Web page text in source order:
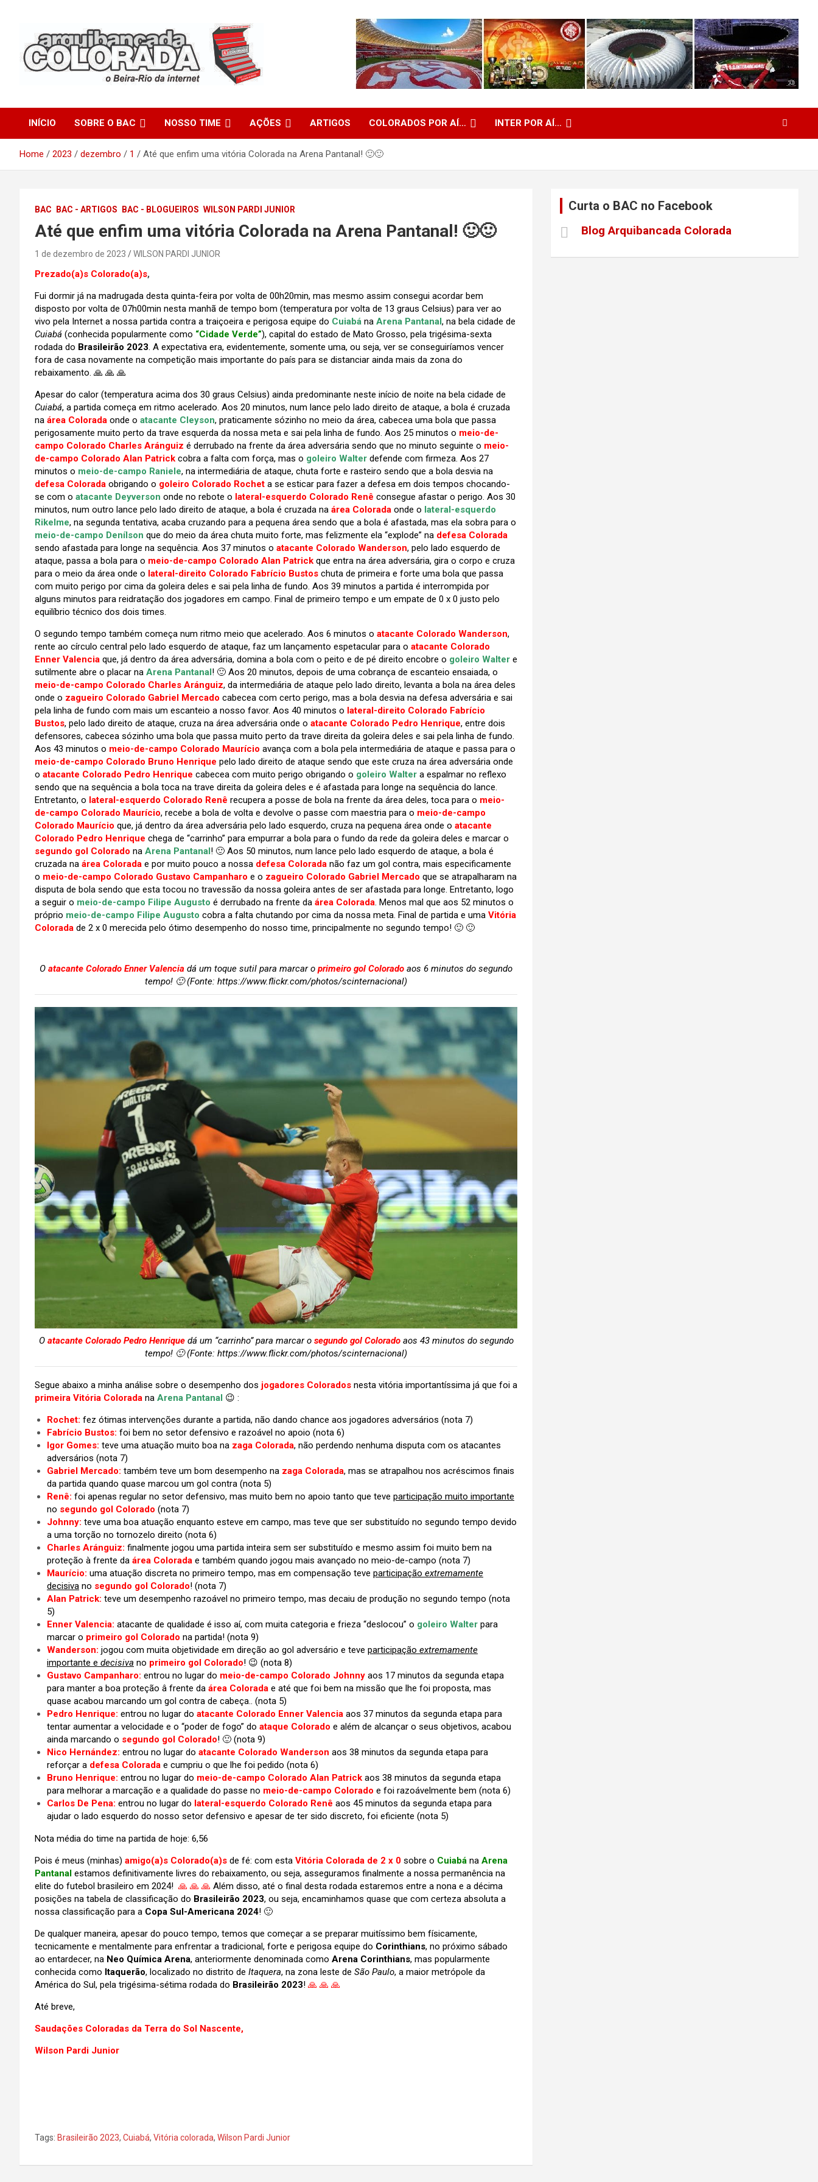
Arquibancada Colorada
INÍCIO SOBRE O BAC NOSSO TIME AÇÕES ARTIGOS COLORADOS POR AÍ… INTER POR AÍ…
Home 2023 dezembro 1 Até que enfim uma vitória Colorada na Arena Pantanal! 🙂🙂
BAC BAC - ARTIGOS BAC - BLOGUEIROS WILSON PARDI JUNIOR
Até que enfim uma vitória Colorada na Arena Pantanal! 🙂🙂
1 de dezembro de 2023 WILSON PARDI JUNIOR
Prezado(a)s Colorado(a)s,
Fui dormir já na madrugada desta quinta-feira por volta de 00h20min, mas mesmo assim consegui acordar bem
disposto por volta de 07h00min nesta manhã de tempo bom (temperatura por volta de 13 graus Celsius) para ver ao
vivo pela Internet a nossa partida contra a traiçoeira e perigosa equipe do Cuiabá na Arena Pantanal, na bela cidade de
Cuiabá (conhecida popularmente como “Cidade Verde”), capital do estado de Mato Grosso, pela trigésima-sexta
rodada do Brasileirão 2023. A expectativa era, evidentemente, somente uma, ou seja, ver se conseguiríamos vencer
fora de casa novamente na competição mais importante do país para se distanciar ainda mais da zona do
rebaixamento. 🙏 🙏 🙏
Apesar do calor (temperatura acima dos 30 graus Celsius) ainda predominante neste início de noite na bela cidade de
Cuiabá, a partida começa em ritmo acelerado. Aos 20 minutos, num lance pelo lado direito de ataque, a bola é cruzada
na área Colorada onde o atacante Cleyson, praticamente sózinho no meio da área, cabecea uma bola que passa
perigosamente muito perto da trave esquerda da nossa meta e sai pela linha de fundo. Aos 25 minutos o meio-de-
campo Colorado Charles Aránguiz é derrubado na frente da área adversária sendo que no minuto seguinte o meio-
de-campo Colorado Alan Patrick cobra a falta com força, mas o goleiro Walter defende com firmeza. Aos 27
minutos o meio-de-campo Raniele, na intermediária de ataque, chuta forte e rasteiro sendo que a bola desvia na
defesa Colorada obrigando o goleiro Colorado Rochet a se esticar para fazer a defesa em dois tempos chocando-
se com o atacante Deyverson onde no rebote o lateral-esquerdo Colorado Renê consegue afastar o perigo. Aos 30
minutos, num outro lance pelo lado direito de ataque, a bola é cruzada na área Colorada onde o lateral-esquerdo
Rikelme, na segunda tentativa, acaba cruzando para a pequena área sendo que a bola é afastada, mas ela sobra para o
meio-de-campo Denílson que do meio da área chuta muito forte, mas felizmente ela “explode” na defesa Colorada
sendo afastada para longe na sequência. Aos 37 minutos o atacante Colorado Wanderson, pelo lado esquerdo de
ataque, passa a bola para o meio-de-campo Colorado Alan Patrick que entra na área adversária, gira o corpo e cruza
para o meio da área onde o lateral-direito Colorado Fabrício Bustos chuta de primeira e forte uma bola que passa
com muito perigo por cima da goleira deles e sai pela linha de fundo. Aos 39 minutos a partida é interrompida por
alguns minutos para reidratação dos jogadores em campo. Final de primeiro tempo e um empate de 0 x 0 justo pelo
equilíbrio técnico dos dois times.
O segundo tempo também começa num ritmo meio que acelerado. Aos 6 minutos o atacante Colorado Wanderson,
rente ao círculo central pelo lado esquerdo de ataque, faz um lançamento espetacular para o atacante Colorado
Enner Valencia que, já dentro da área adversária, domina a bola com o peito e de pé direito encobre o goleiro Walter e
sutilmente abre o placar na Arena Pantanal! 🙂 Aos 20 minutos, depois de uma cobrança de escanteio ensaiada, o
meio-de-campo Colorado Charles Aránguiz, da intermediária de ataque pelo lado direito, levanta a bola na área deles
onde o zagueiro Colorado Gabriel Mercado cabecea com certo perigo, mas a bola desvia na defesa adversária e sai
pela linha de fundo com mais um escanteio a nosso favor. Aos 40 minutos o lateral-direito Colorado Fabrício
Bustos, pelo lado direito de ataque, cruza na área adversária onde o atacante Colorado Pedro Henrique, entre dois
defensores, cabecea sózinho uma bola que passa muito perto da trave direita da goleira deles e sai pela linha de fundo.
Aos 43 minutos o meio-de-campo Colorado Maurício avança com a bola pela intermediária de ataque e passa para o
meio-de-campo Colorado Bruno Henrique pelo lado direito de ataque sendo que este cruza na área adversária onde
o atacante Colorado Pedro Henrique cabecea com muito perigo obrigando o goleiro Walter a espalmar no reflexo
sendo que na sequência a bola toca na trave direita da goleira deles e é afastada para longe na sequência do lance.
Entretanto, o lateral-esquerdo Colorado Renê recupera a posse de bola na frente da área deles, toca para o meio-
de-campo Colorado Maurício, recebe a bola de volta e devolve o passe com maestria para o meio-de-campo
Colorado Maurício que, já dentro da área adversária pelo lado esquerdo, cruza na pequena área onde o atacante
Colorado Pedro Henrique chega de “carrinho” para empurrar a bola para o fundo da rede da goleira deles e marcar o
segundo gol Colorado na Arena Pantanal! 🙂 Aos 50 minutos, num lance pelo lado esquerdo de ataque, a bola é
cruzada na área Colorada e por muito pouco a nossa defesa Colorada não faz um gol contra, mais especificamente
o meio-de-campo Colorado Gustavo Campanharo e o zagueiro Colorado Gabriel Mercado que se atrapalharam na
disputa de bola sendo que esta tocou no travessão da nossa goleira antes de ser afastada para longe. Entretanto, logo
a seguir o meio-de-campo Filipe Augusto é derrubado na frente da área Colorada. Menos mal que aos 52 minutos o
próprio meio-de-campo Filipe Augusto cobra a falta chutando por cima da nossa meta. Final de partida e uma Vitória
Colorada de 2 x 0 merecida pelo ótimo desempenho do nosso time, principalmente no segundo tempo! 🙂 🙂
Oatacante Colorado Enner Valencia dá um toque sutil para marcar oprimeiro gol Colorado aos 6 minutos do segundo
tempo! 🙂 (Fonte: https://www.flickr.com/photos/scinternacional)
O atacante Colorado Pedro Henriquedá um “carrinho” para marcar o segundo gol Coloradoaos 43 minutos do segundo
tempo! 🙂 (Fonte: https://www.flickr.com/photos/scinternacional)
Segue abaixo a minha análise sobre o desempenho dos jogadores Colorados nesta vitória importantíssima já que foi a
primeira Vitória Colorada na Arena Pantanal 😉 :
Rochet: fez ótimas intervenções durante a partida, não dando chance aos jogadores adversários (nota 7)
Fabrício Bustos: foi bem no setor defensivo e razoável no apoio (nota 6)
Igor Gomes: teve uma atuação muito boa na zaga Colorada, não perdendo nenhuma disputa com os atacantes
adversários (nota 7)
Gabriel Mercado: também teve um bom desempenho na zaga Colorada, mas se atrapalhou nos acréscimos finais
da partida quando quase marcou um gol contra (nota 5)
Renê: foi apenas regular no setor defensivo, mas muito bem no apoio tanto que teve participação muito importante
no segundo gol Colorado (nota 7)
Johnny: teve uma boa atuação enquanto esteve em campo, mas teve que ser substituído no segundo tempo devido
a uma torção no tornozelo direito (nota 6)
Charles Aránguiz: finalmente jogou uma partida inteira sem ser substituído e mesmo assim foi muito bem na
proteção à frente da área Colorada e também quando jogou mais avançado no meio-de-campo (nota 7)
Maurício: uma atuação discreta no primeiro tempo, mas em compensação teve participação extremamente
decisiva no segundo gol Colorado! (nota 7)
Alan Patrick: teve um desempenho razoável no primeiro tempo, mas decaiu de produção no segundo tempo (nota
5)
Enner Valencia: atacante de qualidade é isso aí, com muita categoria e frieza “deslocou” o goleiro Walter para
marcar o primeiro gol Colorado na partida! (nota 9)
Wanderson: jogou com muita objetividade em direção ao gol adversário e teve participação extremamente
importante e decisiva no primeiro gol Colorado! 😉 (nota 8)
Gustavo Campanharo: entrou no lugar do meio-de-campo Colorado Johnny aos 17 minutos da segunda etapa
para manter a boa proteção â frente da área Colorada e até que foi bem na missão que lhe foi proposta, mas
quase acabou marcando um gol contra de cabeça.. (nota 5)
Pedro Henrique: entrou no lugar do atacante Colorado Enner Valencia aos 37 minutos da segunda etapa para
tentar aumentar a velocidade e o “poder de fogo” do ataque Colorado e além de alcançar o seus objetivos, acabou
ainda marcando o segundo gol Colorado! 🙂 (nota 9)
Nico Hernández: entrou no lugar do atacante Colorado Wanderson aos 38 minutos da segunda etapa para
reforçar a defesa Colorada e cumpriu o que lhe foi pedido (nota 6)
Bruno Henrique: entrou no lugar do meio-de-campo Colorado Alan Patrick aos 38 minutos da segunda etapa
para melhorar a marcação e a qualidade do passe no meio-de-campo Colorado e foi razoávelmente bem (nota 6)
Carlos De Pena: entrou no lugar do lateral-esquerdo Colorado Renê aos 45 minutos da segunda etapa para
ajudar o lado esquerdo do nosso setor defensivo e apesar de ter sido discreto, foi eficiente (nota 5)
Nota média do time na partida de hoje: 6,56
Pois é meus (minhas) amigo(a)s Colorado(a)s de fé: com esta Vitória Colorada de 2 x 0 sobre o Cuiabá na Arena
Pantanal estamos definitivamente livres do rebaixamento, ou seja, asseguramos finalmente a nossa permanência na
elite do futebol brasileiro em 2024! 🙏 🙏 🙏 Além disso, até o final desta rodada estaremos entre a nona e a décima
posições na tabela de classificação do Brasileirão 2023, ou seja, encaminhamos quase que com certeza absoluta a
nossa classificação para a Copa Sul-Americana 2024! 🙂
De qualquer maneira, apesar do pouco tempo, temos que começar a se preparar muitíssimo bem físicamente,
tecnicamente e mentalmente para enfrentar a tradicional, forte e perigosa equipe do Corinthians, no próximo sábado
ao entardecer, na Neo Química Arena, anteriormente denominada como Arena Corinthians, mas popularmente
conhecida como Itaquerão, localizado no distrito de Itaquera, na zona leste de São Paulo, a maior metrópole da
América do Sul, pela trigésima-sétima rodada do Brasileirão 2023! 🙏 🙏 🙏
Até breve,
Saudações Coloradas da Terra do Sol Nascente,
Wilson Pardi Junior
Tags: Brasileirão 2023, Cuiabá, Vitória colorada, Wilson Pardi Junior
Curta o BAC no Facebook
Blog Arquibancada Colorada